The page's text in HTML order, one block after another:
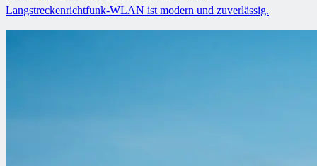
Langstreckenrichtfunk-WLAN ist modern und zuverlässig.